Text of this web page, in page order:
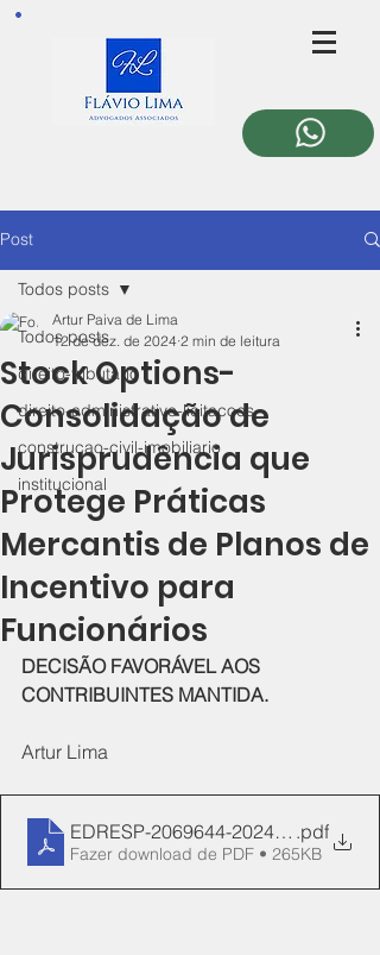
Post
Todos posts
direito-tributario
direito-administrativo-licitacoes
construcao-civil-imobiliario
institucional
Todos posts
Stock Options-
Consolidação de
Jurisprudência que
Protege Práticas
Mercantis de Planos de
Incentivo para
Funcionários
Artur Paiva de Lima
12 de dez. de 2024 2 min de leitura
DECISÃO FAVORÁVEL AOS
CONTRIBUINTES MANTIDA.
Artur Lima
EDRESP-2069644-2024-11-25
.pdf
Fazer download de PDF • 265KB